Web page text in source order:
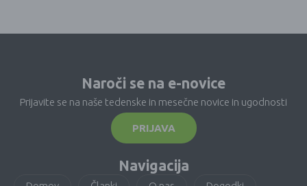
Naroči se na e-novice
Prijavite se na naše tedenske in mesečne novice in ugodnosti
PRIJAVA
Navigacija